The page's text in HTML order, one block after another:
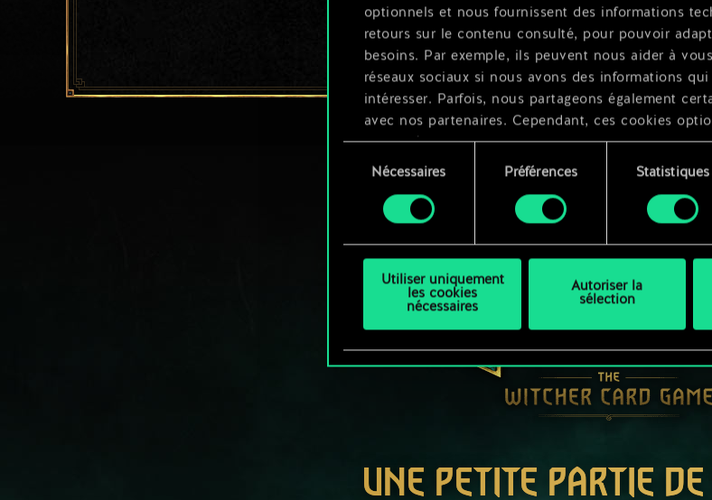
optionnels et nous fournissent des informations
retours sur le contenu consulté, pour pouvoir
besoins. Par exemple, ils peuvent nous aider à
réseaux sociaux si nous avons des informations
intéresser. Parfois, nous partageons également
avec nos partenaires. Cependant, ces cookies
appliqués qu'avec votre permission.
et modifier vos préférences dans le menu
consentement
Nécessaires Préférences Statistiques
Utiliser uniquement
les cookies
nécessaires
Autoriser la
sélection
UNE PETITE PARTIE